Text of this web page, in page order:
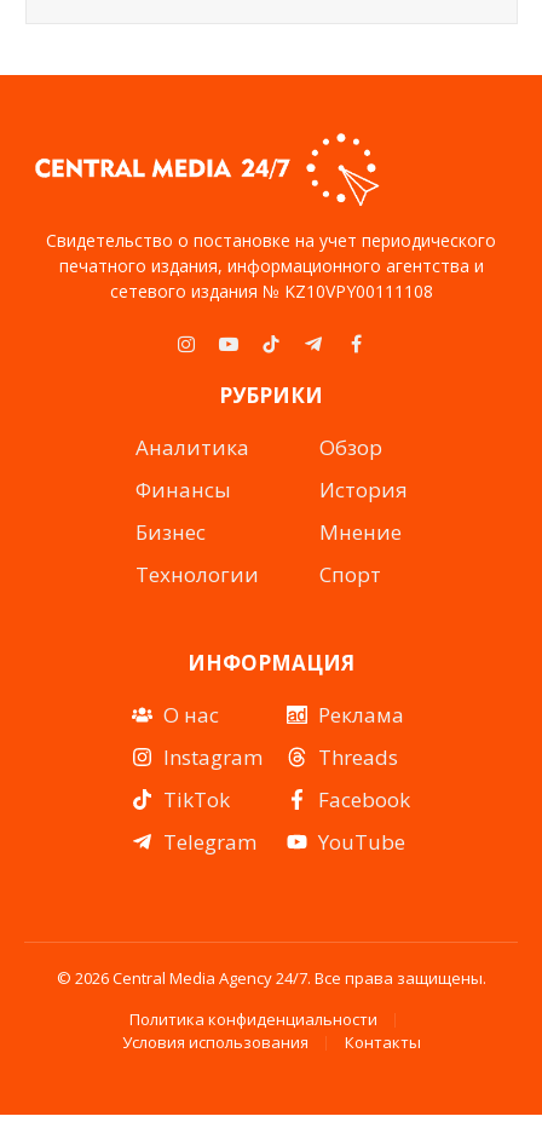
Свидетельство о постановке на учет периодического
печатного издания, информационного агентства и
сетевого издания № KZ10VPY00111108
Instagram
YouTubeTikTokTelegramFacebook
РУБРИКИ
Аналитика
Финансы
Бизнес
Технологии
Обзор
История
Мнение
Спорт
ИНФОРМАЦИЯ
О нас
Instagram
TikTok
Telegram
Реклама
Threads
Facebook
YouTube
© 2026 Central Media Agency 24/7. Все права защищены.
Политика конфиденциальности
Условия использования
Контакты